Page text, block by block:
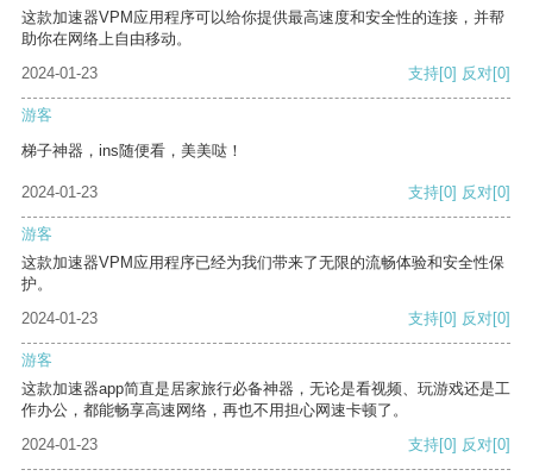
这款加速器VPM应用程序可以给你提供最高速度和安全性的连接，并帮
助你在网络上自由移动。
2024-01-23
支持[0] 反对[0]
游客
梯子神器，ins随便看，美美哒！
2024-01-23 支持[0] 反对[0]
游客
这款加速器VPM应用程序已经为我们带来了无限的流畅体验和安全性保
护。
2024-01-23
支持[0] 反对[0]
游客
这款加速器app简直是居家旅行必备神器，无论是看视频、玩游戏还是工
作办公，都能畅享高速网络，再也不用担心网速卡顿了。
2024-01-23
支持[0] 反对[0]